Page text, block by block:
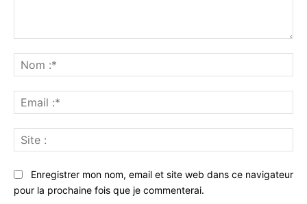
:*
:*
:
Enregistrer mon nom, email et site web dans ce navigateur
pour la prochaine fois que je commenterai.